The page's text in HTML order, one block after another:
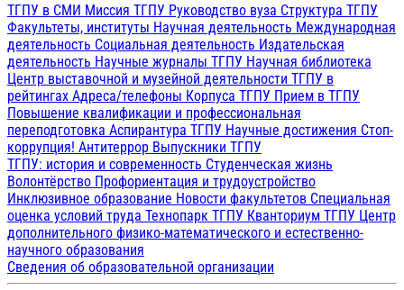
ТГПУ в СМИ Миссия ТГПУ Руководство вуза Структура ТГПУ
Факультеты, институты Научная деятельность Международная
деятельность Социальная деятельность Издательская
деятельность Научные журналы ТГПУ Научная библиотека
Центр выставочной и музейной деятельности ТГПУ в
рейтингах Адреса/телефоны Корпуса ТГПУ Прием в ТГПУ
Повышение квалификации и профессиональная
переподготовка Аспирантура ТГПУ Научные достижения Стоп-
коррупция! Антитеррор Выпускники ТГПУ
ТГПУ: история и современность Студенческая жизнь
Волонтёрство Профориентация и трудоустройство
Инклюзивное образование Новости факультетов Специальная
оценка условий труда Технопарк ТГПУ Кванториум ТГПУ Центр
дополнительного физико-математического и естественно-
научного образования
Сведения об образовательной организации